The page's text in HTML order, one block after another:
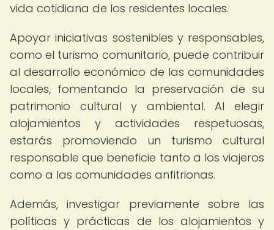
vida cotidiana de los residentes locales.
Apoyar iniciativas sostenibles y responsables,
como el turismo comunitario, puede contribuir
al desarrollo económico de las comunidades
locales, fomentando la preservación de su
patrimonio cultural y ambiental. Al elegir
alojamientos y actividades respetuosas,
estarás promoviendo un turismo cultural
responsable que beneficie tanto a los viajeros
como a las comunidades anfitrionas.
Además, investigar previamente sobre las
políticas y prácticas de los alojamientos y